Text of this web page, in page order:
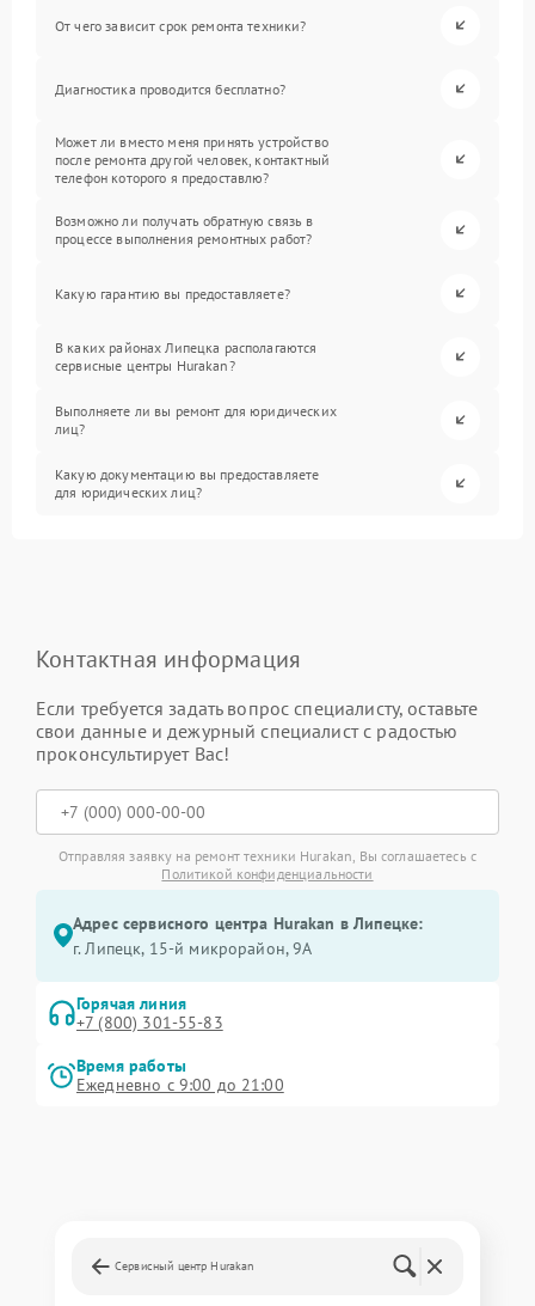
От чего зависит срок ремонта техники?
Диагностика проводится бесплатно?
Может ли вместо меня принять устройство
после ремонта другой человек, контактный
телефон которого я предоставлю?
Возможно ли получать обратную связь в
процессе выполнения ремонтных работ?
Какую гарантию вы предоставляете?
В каких районах Липецка располагаются
сервисные центры Hurakan?
Выполняете ли вы ремонт для юридических
лиц?
Какую документацию вы предоставляете
для юридических лиц?
Контактная информация
Если требуется задать вопрос специалисту, оставьте
свои данные и дежурный специалист с радостью
проконсультирует Вас!
Отправляя заявку на ремонт техники Hurakan, Вы соглашаетесь с
Политикой конфиденциальности
Адрес сервисного центра Hurakan в Липецке:
г. Липецк, 15-й микрорайон, 9А
Горячая линия
+7 (800) 301-55-83
Время работы
Ежедневно с 9:00 до 21:00
Сервисный центр Hurakan